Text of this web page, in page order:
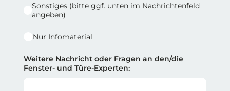
Sonstiges (bitte ggf. unten im Nachrichtenfeld
angeben)
Nur Infomaterial
Weitere Nachricht oder Fragen an den/die
Fenster- und Türe-Experten: